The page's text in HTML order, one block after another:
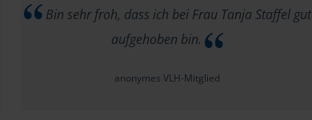
Bin sehr froh, dass ich bei Frau Tanja Staffel gut
aufgehoben bin.
anonymes VLH-Mitglied